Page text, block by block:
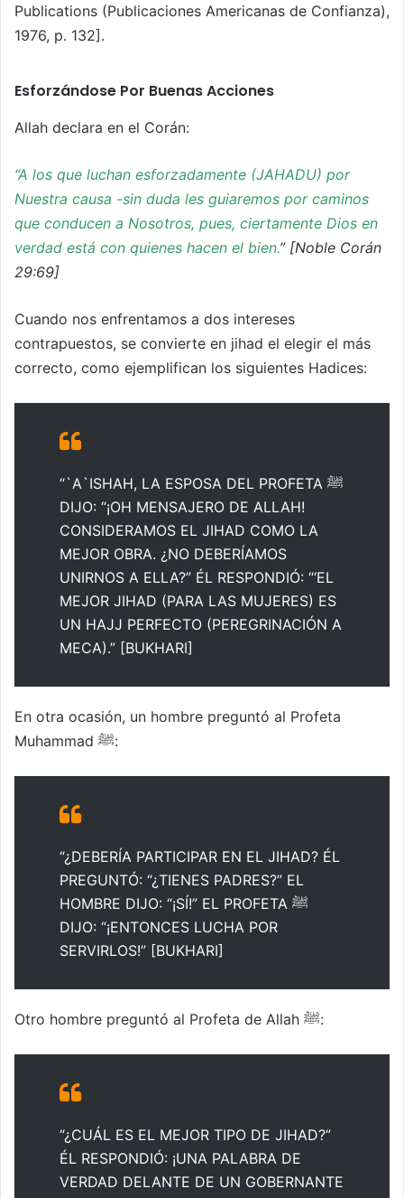
Publications (Publicaciones Americanas de Confianza),
1976, p. 132].
Esforzándose Por Buenas Acciones
Allah declara en el Corán:
“A los que luchan esforzadamente (JAHADU) por
Nuestra causa -sin duda les guiaremos por caminos
que conducen a Nosotros, pues, ciertamente Dios en
verdad está con quienes hacen el bien.” [Noble Corán
29:69]
Cuando nos enfrentamos a dos intereses
contrapuestos, se convierte en jihad el elegir el más
correcto, como ejemplifican los siguientes Hadices:
“`A`ISHAH, LA ESPOSA DEL PROFETA ﷺ
DIJO: “¡OH MENSAJERO DE ALLAH!
CONSIDERAMOS EL JIHAD COMO LA
MEJOR OBRA. ¿NO DEBERÍAMOS
UNIRNOS A ELLA?” ÉL RESPONDIÓ: “‘EL
MEJOR JIHAD (PARA LAS MUJERES) ES
UN HAJJ PERFECTO (PEREGRINACIÓN A
MECA).” [BUKHARI]
En otra ocasión, un hombre preguntó al Profeta
Muhammad ﷺ:
“¿DEBERÍA PARTICIPAR EN EL JIHAD? ÉL
PREGUNTÓ: “¿TIENES PADRES?” EL
HOMBRE DIJO: “¡SÍ!” EL PROFETA ﷺ
DIJO: “¡ENTONCES LUCHA POR
SERVIRLOS!” [BUKHARI]
Otro hombre preguntó al Profeta de Allah ﷺ:
“¿CUÁL ES EL MEJOR TIPO DE JIHAD?”
ÉL RESPONDIÓ: ¡UNA PALABRA DE
VERDAD DELANTE DE UN GOBERNANTE